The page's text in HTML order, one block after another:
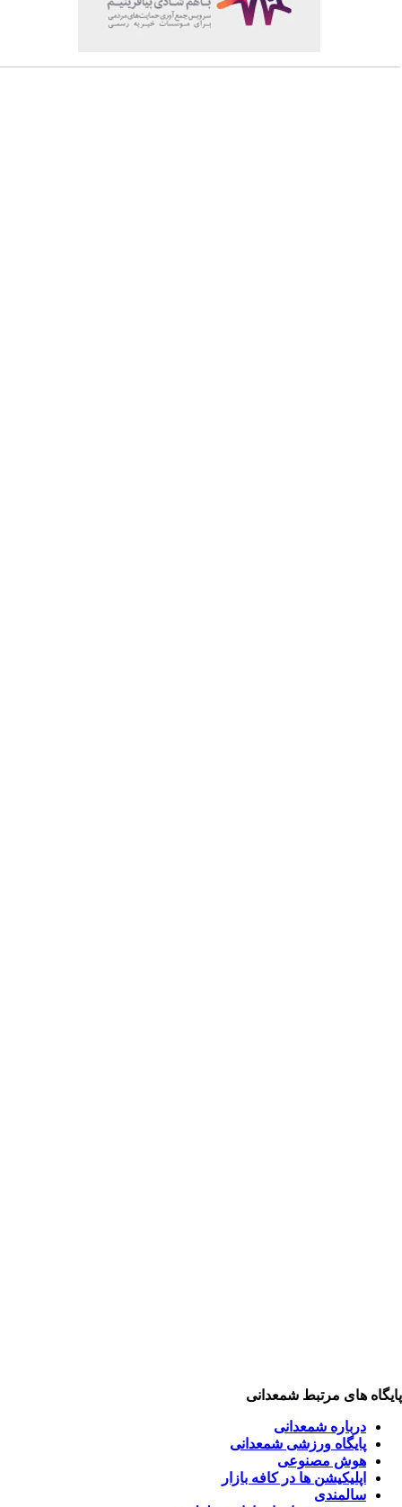
های مرتبط شمعدانی
درباره شمعدانی
پایگاه ورزشی شمعدانی
هوش مصنوعی
اپلیکیشن ها در کافه بازار
سالمندی